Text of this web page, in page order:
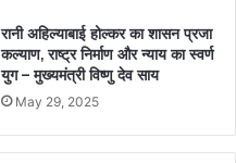
रानी अहिल्याबाई होल्कर का शासन प्रजा
कल्याण, राष्ट्र निर्माण और न्याय का स्वर्ण
युग – मुख्यमंत्री विष्णु देव साय
May 29, 2025